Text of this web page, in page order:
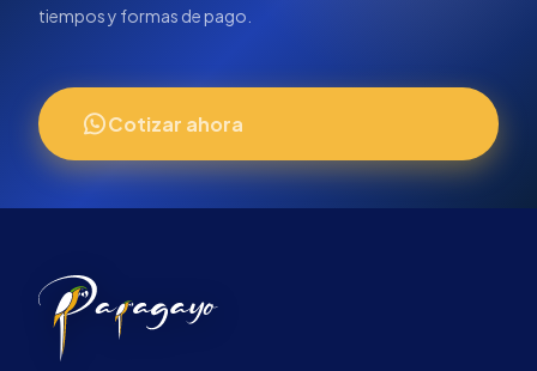
tiempos y formas de pago.
Cotizar ahora